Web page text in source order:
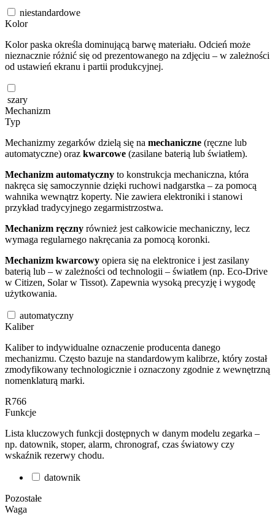
niestandardowe
Kolor
Kolor paska określa dominującą barwę materiału. Odcień może
nieznacznie różnić się od prezentowanego na zdjęciu – w zależności
od ustawień ekranu i partii produkcyjnej.
szary
Mechanizm
Typ
Mechanizmy zegarków dzielą się na mechaniczne (ręczne lub
automatyczne) oraz kwarcowe (zasilane baterią lub światłem).
Mechanizm automatyczny to konstrukcja mechaniczna, która
nakręca się samoczynnie dzięki ruchowi nadgarstka – za pomocą
wahnika wewnątrz koperty. Nie zawiera elektroniki i stanowi
przykład tradycyjnego zegarmistrzostwa.
Mechanizm ręczny również jest całkowicie mechaniczny, lecz
wymaga regularnego nakręcania za pomocą koronki.
Mechanizm kwarcowy opiera się na elektronice i jest zasilany
baterią lub – w zależności od technologii – światłem (np. Eco-Drive
w Citizen, Solar w Tissot). Zapewnia wysoką precyzję i wygodę
użytkowania.
automatyczny
Kaliber
Kaliber to indywidualne oznaczenie producenta danego
mechanizmu. Często bazuje na standardowym kalibrze, który został
zmodyfikowany technologicznie i oznaczony zgodnie z wewnętrzną
nomenklaturą marki.
R766
Funkcje
Lista kluczowych funkcji dostępnych w danym modelu zegarka –
np. datownik, stoper, alarm, chronograf, czas światowy czy
wskaźnik rezerwy chodu.
datownik
Pozostałe
Waga